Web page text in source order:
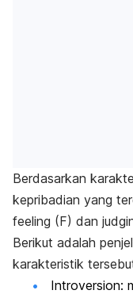
Berdasarkan
kepribadian yang
feeling (F) dan
Berikut adalah
karakteristik
Introversion: